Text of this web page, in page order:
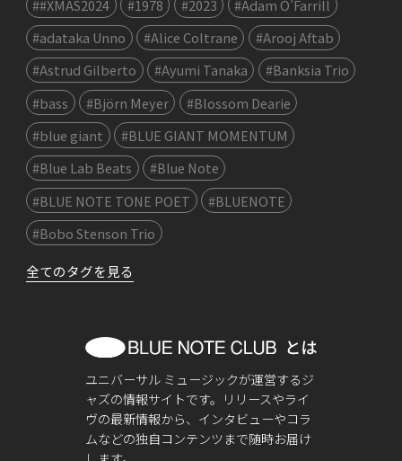
##XMAS2024 #1978 #2023
#Adam O’Farrill
#adataka Unno
#Alice Coltrane
#Arooj Aftab
#Astrud Gilberto
#Ayumi Tanaka
#Banksia Trio
#bass
#Björn Meyer
#Blossom Dearie
#blue giant
#BLUE GIANT MOMENTUM
#Blue Lab Beats
#Blue Note
#BLUE NOTE TONE POET
#BLUENOTE
#Bobo Stenson Trio
全てのタグを見る
ユニバーサル ミュージックが運営するジ
ャズの情報サイトです。リリースやライ
ヴの最新情報から、インタビューやコラ
ムなどの独自コンテンツまで随時お届け